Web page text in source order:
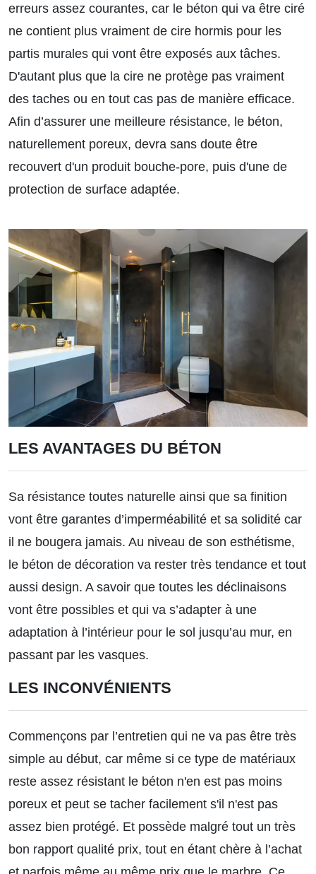
erreurs assez courantes, car le béton qui va être ciré
ne contient plus vraiment de cire hormis pour les
partis murales qui vont être exposés aux tâches.
D'autant plus que la cire ne protège pas vraiment
des taches ou en tout cas pas de manière efficace.
Afin d’assurer une meilleure résistance, le béton,
naturellement poreux, devra sans doute être
recouvert d'un produit bouche-pore, puis d'une de
protection de surface adaptée.
LES AVANTAGES DU BÉTON
Sa résistance toutes naturelle ainsi que sa finition
vont être garantes d’imperméabilité et sa solidité car
il ne bougera jamais. Au niveau de son esthétisme,
le béton de décoration va rester très tendance et tout
aussi design. A savoir que toutes les déclinaisons
vont être possibles et qui va s’adapter à une
adaptation à l’intérieur pour le sol jusqu’au mur, en
passant par les vasques.
LES INCONVÉNIENTS
Commençons par l’entretien qui ne va pas être très
simple au début, car même si ce type de matériaux
reste assez résistant le béton n'en est pas moins
poreux et peut se tacher facilement s'il n'est pas
assez bien protégé. Et possède malgré tout un très
bon rapport qualité prix, tout en étant chère à l’achat